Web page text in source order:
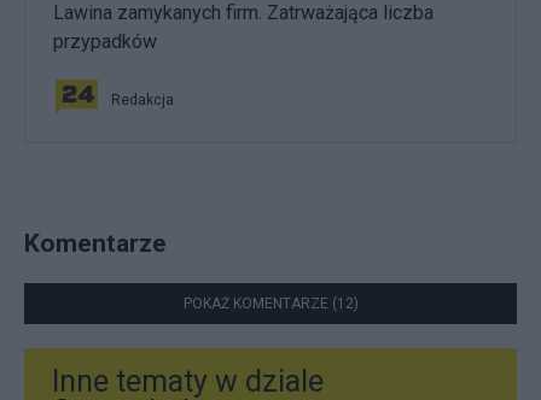
Lawina zamykanych firm. Zatrważająca liczba
przypadków
Redakcja
Komentarze
POKAŻ KOMENTARZE (12)
Inne tematy w dziale